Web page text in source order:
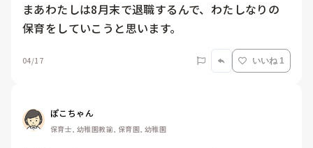
まあわたしは8月末で退職するんで、わたしなりの
保育をしていこうと思います。
04/17 いいね 1
ぽこちゃん
保育士, 幼稚園教諭, 保育園, 幼稚園